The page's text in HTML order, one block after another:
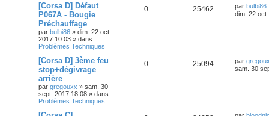
[Corsa D] Défaut
P067A - Bougie
Préchauffage
par bulbi86 » dim. 22 oct.
2017 10:03 » dans
Problèmes Techniques
0 25462 par bulbi86
dim. 22
[Corsa D] 3ème feu
stop+dégivrage
arrière
par gregouxx » sam. 30
sept. 2017 18:08 » dans
Problèmes Techniques
0 25094 par
sam. 30